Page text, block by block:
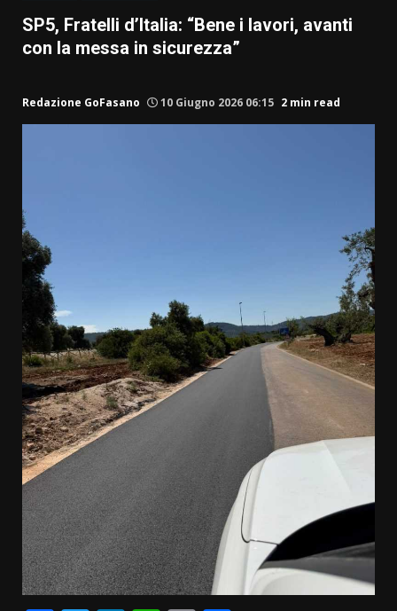
SP5, Fratelli d’Italia: “Bene i lavori, avanti
con la messa in sicurezza”
Redazione GoFasano 10 Giugno 2026 06:15 2 min read